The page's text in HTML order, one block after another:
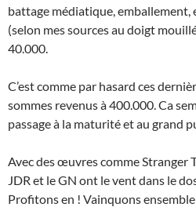
battage médiatique, emballement,
(selon mes sources au doigt
40.000.
C’est comme par hasard ces
sommes revenus à 400.000. Ca
passage à la maturité et au grand
Avec des œuvres comme Stranger
JDR et le GN ont le vent dans le
Profitons en ! Vainquons